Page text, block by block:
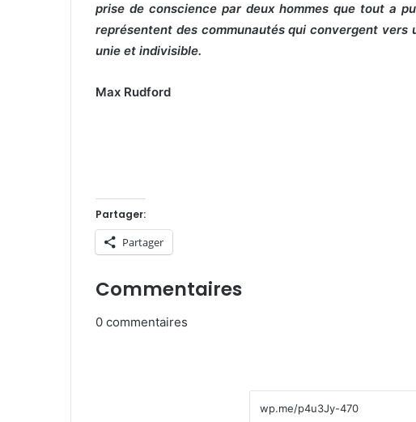
prise de conscience par deux hommes que tout a
représentent des communautés qui convergent vers
unie et indivisible.
Max Rudford
Partager:
Partager
Commentaires
0 commentaires